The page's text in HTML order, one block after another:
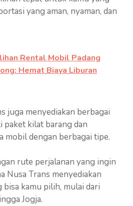
yang aman, nyaman, dan
Rental Mobil Padang
Hemat Biaya Liburan
juga menyediakan berbagai
paket kilat barang dan
mobil dengan berbagai tipe.
rute perjalanan yang ingin
Nusa Trans menyediakan
kamu pilih, mulai dari
Jogja.